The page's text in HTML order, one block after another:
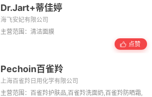
Dr.Jart+蒂佳婷
海飞安妃有限公司
主营范围：清洁面膜
点赞
Pechoin百雀羚
上海百雀羚日用化学有限公司
主营范围：百雀羚护肤品,百雀羚洗面奶,百雀羚防晒霜,